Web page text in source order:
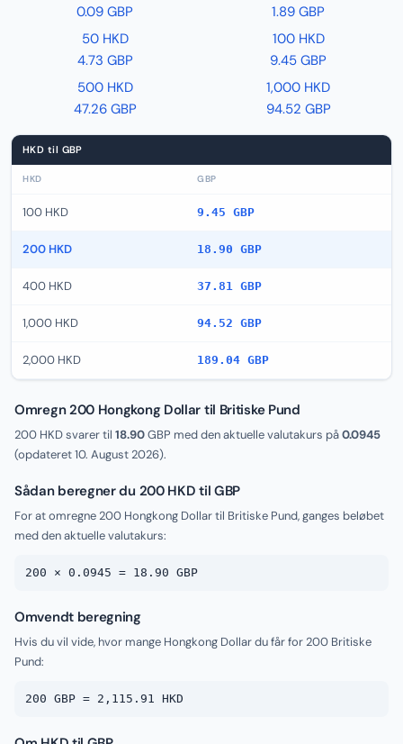
0.09 GBP
1.89 GBP
50 HKD
4.73 GBP
100 HKD
9.45 GBP
500 HKD
47.26 GBP
1,000 HKD
94.52 GBP
HKD til GBP
HKD GBP
100 HKD 9.45 GBP
200 HKD 18.90 GBP
400 HKD 37.81 GBP
1,000 HKD 94.52 GBP
2,000 HKD 189.04 GBP
Omregn 200 Hongkong Dollar til Britiske Pund
200 HKD svarer til 18.90GBP med den aktuelle valutakurs på0.0945
(opdateret10. August 2026).
Sådan beregner du 200 HKD til GBP
For at omregne 200 Hongkong Dollar til Britiske Pund, ganges beløbet
med den aktuelle valutakurs:
200 × 0.0945 = 18.90 GBP
Omvendt beregning
Hvis du vil vide, hvor mange Hongkong Dollar du får for 200 Britiske
Pund:
200 GBP = 2,115.91 HKD